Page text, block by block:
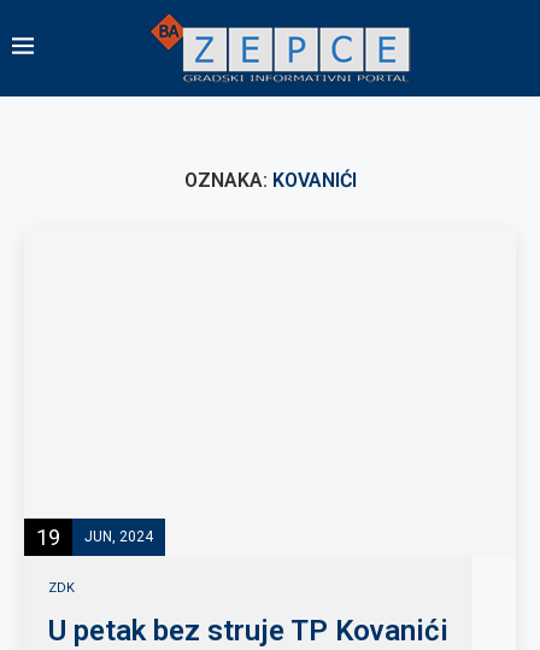
OZNAKA: KOVANIĆI
19 JUN, 2024
ZDK
U petak bez struje TP Kovanići